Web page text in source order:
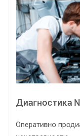
Диагностика
Оперативно